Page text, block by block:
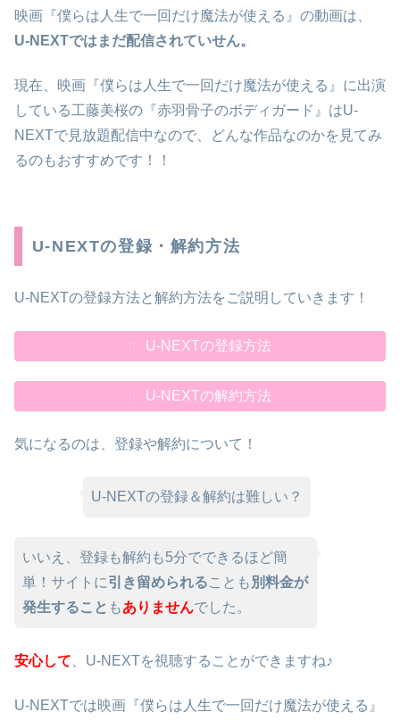
映画『僕らは人生で一回だけ魔法が使える』の動画は、
U-NEXTではまだ配信されていせん。
現在、映画『僕らは人生で一回だけ魔法が使える』に出演
している工藤美桜の『赤羽骨子のボディガード』はU-
NEXTで見放題配信中なので、どんな作品なのかを見てみ
るのもおすすめです！！
U-NEXTの登録・解約方法
U-NEXTの登録方法と解約方法をご説明していきます！
U-NEXTの登録方法
U-NEXTの解約方法
気になるのは、登録や解約について！
U-NEXTの登録＆解約は難しい？
いいえ、登録も解約も5分でできるほど簡
単！サイトに引き留められることも 別料金が
発生すること もありませんでした。
安心して 、U-NEXTを視聴することができますね♪
U-NEXTでは映画『僕らは人生で一回だけ魔法が使える』